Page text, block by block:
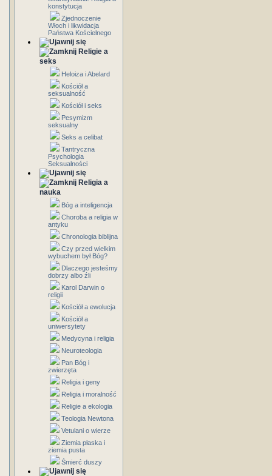
konstytucja
Zjednoczenie
Włoch i likwidacja
Państwa Kościelnego
Religie a
seks
Heloiza i Abelard
Kościół a
seksualność
Kościół i seks
Pesymizm
seksualny
Seks a celibat
Tantryczna
Psychologia
Seksualności
Religia a
nauka
Bóg a inteligencja
Choroba a religia w
antyku
Chronologia biblijna
Czy przed wielkim
wybuchem był Bóg?
Dlaczego jesteśmy
dobrzy albo źli
Karol Darwin o
religii
Kościół a ewolucja
Kościół a
uniwersytety
Medycyna i religia
Neuroteologia
Pan Bóg i
zwierzęta
Religia i geny
Religia i moralność
Religie a ekologia
Teologia Newtona
Vetulani o wierze
Ziemia płaska i
ziemia pusta
Śmierć duszy